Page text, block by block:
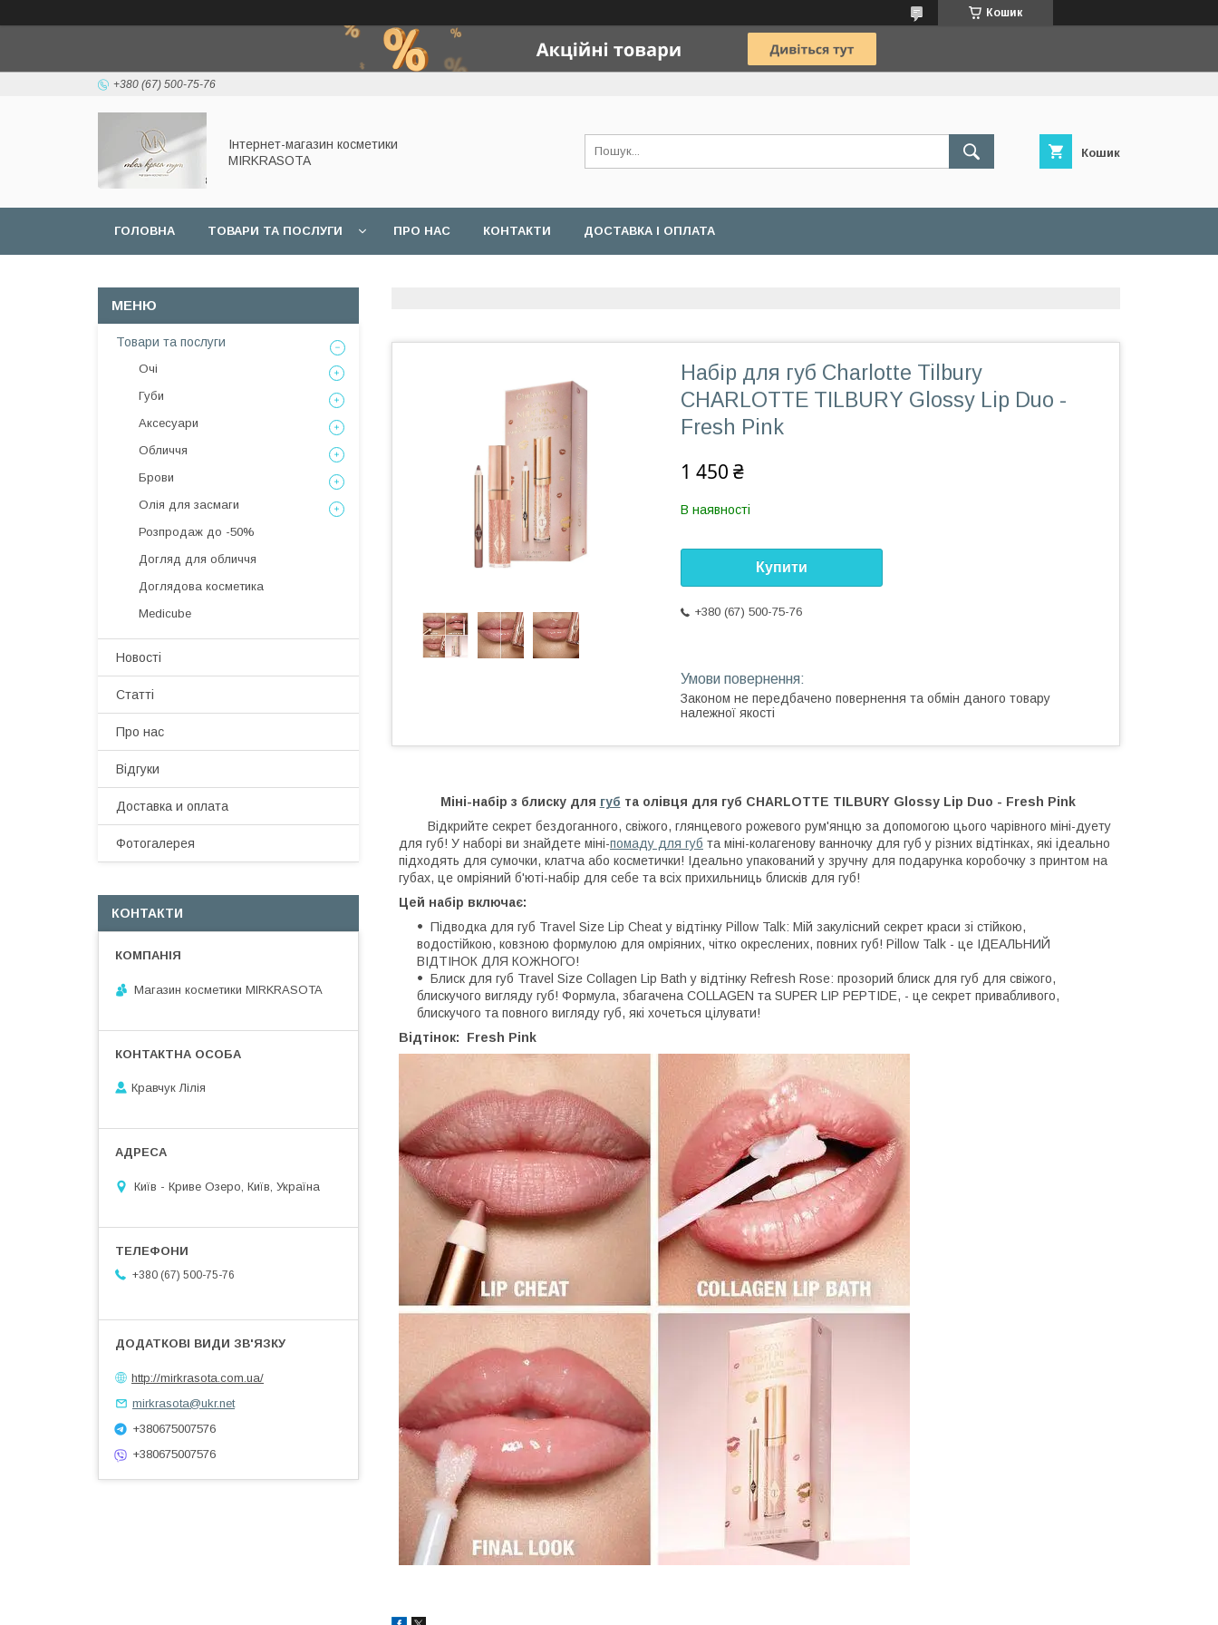
Кошик
+380 (67) 500-75-76
Інтернет-магазин косметики
MIRKRASOTA
Кошик
ГОЛОВНА ТОВАРИ ТА ПОСЛУГИ ПРО НАС КОНТАКТИ ДОСТАВКА І ОПЛАТА
Набір для губ Charlotte Tilbury
CHARLOTTE TILBURY Glossy Lip Duo -
Fresh Pink
1 450 ₴
В наявності
Купити
+380 (67) 500-75-76
Законом не передбачено повернення та обмін даного товару
належної якості
Міні-набір з блиску для губ та олівця для губ CHARLOTTE TILBURY Glossy Lip Duo - Fresh Pink
Відкрийте секрет бездоганного, свіжого, глянцевого рожевого рум'янцю за допомогою цього чарівного міні-дуету
для губ! У наборі ви знайдете міні-помаду для губ та міні-колагенову ванночку для губ у різних відтінках, які ідеально
підходять для сумочки, клатча або косметички! Ідеально упакований у зручну для подарунка коробочку з принтом на
губах, це омріяний б'юті-набір для себе та всіх прихильниць блисків для губ!
Цей набір включає:
Підводка для губ Travel Size Lip Cheat у відтінку Pillow Talk: Мій закулісний секрет краси зі стійкою,
водостійкою, ковзною формулою для омріяних, чітко окреслених, повних губ! Pillow Talk - це ІДЕАЛЬНИЙ
ВІДТІНОК ДЛЯ КОЖНОГО!
Блиск для губ Travel Size Collagen Lip Bath у відтінку Refresh Rose: прозорий блиск для губ для свіжого,
блискучого вигляду губ! Формула, збагачена COLLAGEN та SUPER LIP PEPTIDE, - це секрет привабливого,
блискучого та повного вигляду губ, які хочеться цілувати!
Відтінок:
Fresh Pink
Товари та послуги
Очі
Губи
Аксесуари
Обличчя
Брови
Олія для засмаги
Розпродаж до -50%
Догляд для обличчя
Доглядова косметика
Medicube
Новості
Статті
Про нас
Відгуки
Доставка и оплата
Фотогалерея
КОНТАКТИ
Магазин косметики MIRKRASOTA
Кравчук Лілія
Київ - Криве Озеро, Київ, Україна
+380 (67) 500-75-76
http://mirkrasota.com.ua/
mirkrasota@ukr.net
+380675007576
+380675007576